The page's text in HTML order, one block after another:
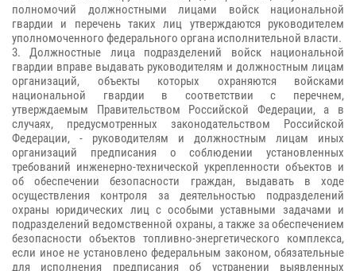
полномочий должностными лицами войск национальной
гвардии и перечень таких лиц утверждаются руководителем
уполномоченного федерального органа исполнительной власти.
3. Должностные лица подразделений войск национальной
гвардии вправе выдавать руководителям и должностным лицам
организаций, объекты которых охраняются войсками
национальной гвардии в соответствии с перечнем,
утверждаемым Правительством Российской Федерации, а в
случаях, предусмотренных законодательством Российской
Федерации, - руководителям и должностным лицам иных
организаций предписания о соблюдении установленных
требований инженерно-технической укрепленности объектов и
об обеспечении безопасности граждан, выдавать в ходе
осуществления контроля за деятельностью подразделений
охраны юридических лиц с особыми уставными задачами и
подразделений ведомственной охраны, а также за обеспечением
безопасности объектов топливно-энергетического комплекса,
если иное не установлено федеральным законом, обязательные
для исполнения предписания об устранении выявленных